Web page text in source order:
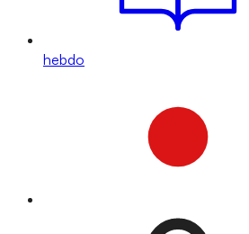
hebdo